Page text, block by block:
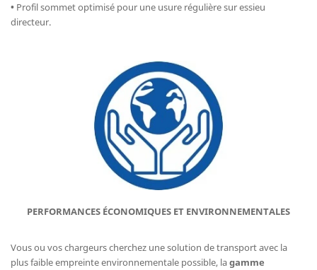
• Profil sommet optimisé pour une usure régulière sur essieu
directeur.
PERFORMANCES ÉCONOMIQUES ET ENVIRONNEMENTALES
Vous ou vos chargeurs cherchez une solution de transport avec la
plus faible empreinte environnementale possible, lagamme